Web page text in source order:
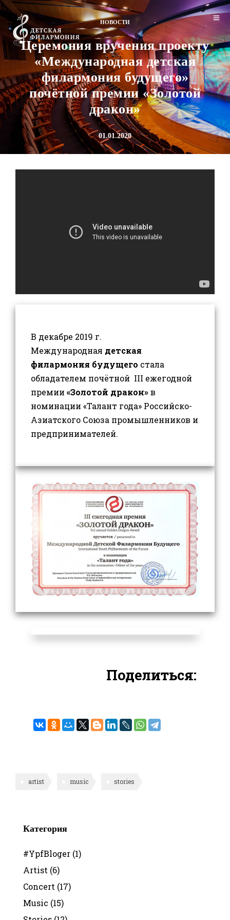
НОВОСТИ
Церемония вручения проекту
«Международная детская
филармония будущего»
почётной премии «Золотой
дракон»
01.01.2020
В декабре 2019 г.
Международная детская
филармония будущего стала
обладателем почётной III ежегодной
премии «Золотой дракон»в
номинации «Талант года» Российско-
Азиатского Союза промышленников и
предпринимателей.
Поделиться:
artist music stories
Категория
#YpfBloger (1)
Artist (6)
Concert (17)
Music (15)